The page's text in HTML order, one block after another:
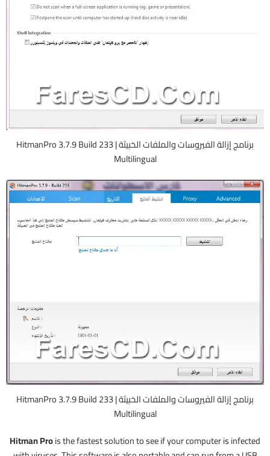
برنامج إزالة الفيروسات والملفات الخبيثة | HitmanPro 3.7.9 Build 233
Multilingual
برنامج إزالة الفيروسات والملفات الخبيثة | HitmanPro 3.7.9 Build 233
Multilingual
Hitman Prois the fastest solution to see if your computer is infected